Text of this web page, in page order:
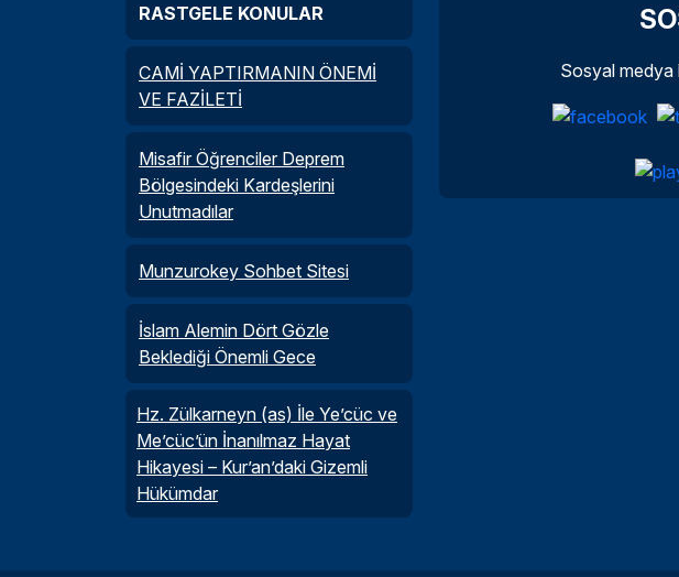
RASTGELE KONULAR
CAMİ YAPTIRMANIN ÖNEMİ
VE FAZİLETİ
Misafir Öğrenciler Deprem
Bölgesindeki Kardeşlerini
Unutmadılar
Munzurokey Sohbet Sitesi
İslam Alemin Dört Gözle
Beklediği Önemli Gece
Hz. Zülkarneyn (as) İle Ye’cüc ve
Me’cüc’ün İnanılmaz Hayat
Hikayesi – Kur’an’daki Gizemli
Hükümdar
Sosyal medya